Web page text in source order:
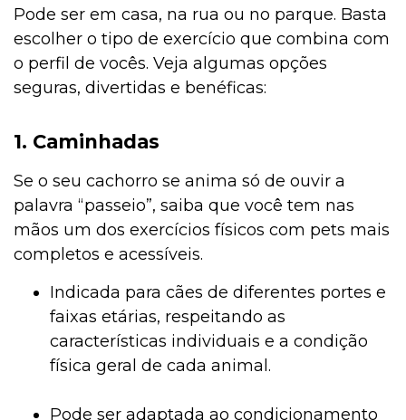
Pode ser em casa, na rua ou no parque. Basta
escolher o tipo de exercício que combina com
o perfil de vocês. Veja algumas opções
seguras, divertidas e benéficas:
1. Caminhadas
Se o seu cachorro se anima só de ouvir a
palavra “passeio”, saiba que você tem nas
mãos um dos exercícios físicos com pets mais
completos e acessíveis.
Indicada para cães de diferentes portes e
faixas etárias, respeitando as
características individuais e a condição
física geral de cada animal.
Pode ser adaptada ao condicionamento